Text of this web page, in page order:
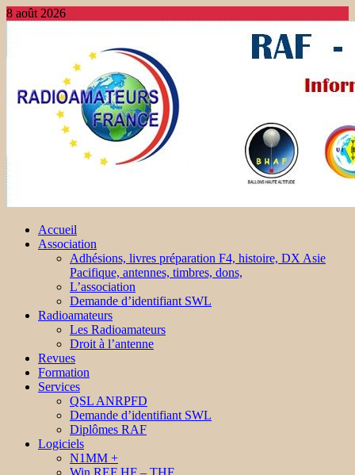
8 août 2026
Accueil
Association
Adhésions, livres préparation F4, histoire, DX Asie
Pacifique, antennes, timbres, dons,
L’association
Demande d’identifiant SWL
Radioamateurs
Les Radioamateurs
Droit à l’antenne
Revues
Formation
Services
QSL ANRPFD
Demande d’identifiant SWL
Diplômes RAF
Logiciels
N1MM +
Win REF HF – THF